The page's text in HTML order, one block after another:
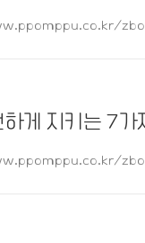
게 지키는 7가